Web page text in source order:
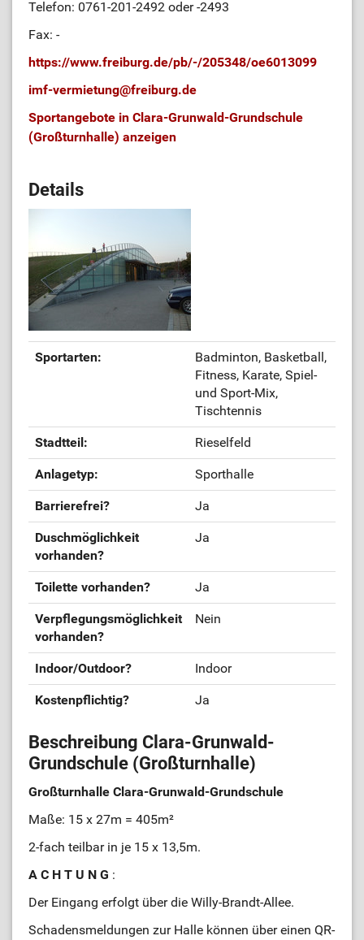
Telefon: 0761-201-2492 oder -2493
Fax: -
https://www.freiburg.de/pb/-/205348/oe6013099
imf-vermietung@freiburg.de
Sportangebote in Clara-Grunwald-Grundschule
(Großturnhalle) anzeigen
Details
Sportarten:
Badminton, Basketball,
Fitness, Karate, Spiel-
und Sport-Mix,
Tischtennis
Stadtteil: Rieselfeld
Anlagetyp: Sporthalle
Barrierefrei? Ja
Duschmöglichkeit
vorhanden?
Ja
Toilette vorhanden? Ja
Verpflegungsmöglichkeit
vorhanden?
Nein
Indoor/Outdoor? Indoor
Kostenpflichtig? Ja
Beschreibung Clara-Grunwald-
Grundschule (Großturnhalle)
Großturnhalle Clara-Grunwald-Grundschule
Maße: 15 x 27m = 405m²
2-fach teilbar in je 15 x 13,5m.
A C H T U N G :
Der Eingang erfolgt über die Willy-Brandt-Allee.
Schadensmeldungen zur Halle können über einen QR-